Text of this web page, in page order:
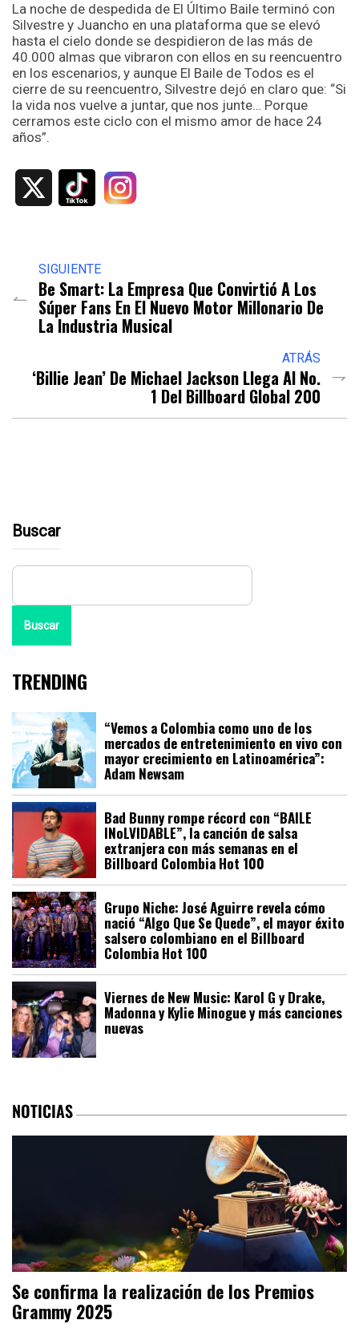
La noche de despedida de El Último Baile terminó con
Silvestre y Juancho en una plataforma que se elevó
hasta el cielo donde se despidieron de las más de
40.000 almas que vibraron con ellos en su reencuentro
en los escenarios, y aunque El Baile de Todos es el
cierre de su reencuentro, Silvestre dejó en claro que: “Si
la vida nos vuelve a juntar, que nos junte… Porque
cerramos este ciclo con el mismo amor de hace 24
años”.
SIGUIENTE
Be Smart: La Empresa Que Convirtió A Los
Súper Fans En El Nuevo Motor Millonario De
La Industria Musical
ATRÁS
‘Billie Jean’ De Michael Jackson Llega Al No.
1 Del Billboard Global 200
Buscar
Buscar
TRENDING
“Vemos a Colombia como uno de los
mercados de entretenimiento en vivo con
mayor crecimiento en Latinoamérica”:
Adam Newsam
Bad Bunny rompe récord con “BAILE
INoLVIDABLE”, la canción de salsa
extranjera con más semanas en el
Billboard Colombia Hot 100
Grupo Niche: José Aguirre revela cómo
nació “Algo Que Se Quede”, el mayor éxito
salsero colombiano en el Billboard
Colombia Hot 100
Viernes de New Music: Karol G y Drake,
Madonna y Kylie Minogue y más canciones
nuevas
NOTICIAS
Se confirma la realización de los Premios
Grammy 2025